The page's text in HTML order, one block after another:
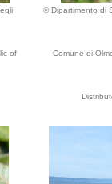
of
© Dipartimento di
Comune di